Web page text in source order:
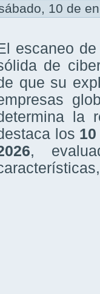
10 de
escaneo
de
que su
la
los
,